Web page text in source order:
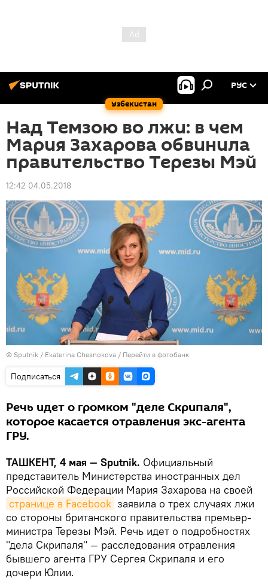
Узбекистан
РУС
Над Темзою во лжи: в чем
Мария Захарова обвинила
правительство Терезы Мэй
12:42 04.05.2018
© Sputnik / Ekaterina Chesnokova / Перейти в фотобанк
Подписаться
Речь идет о громком "деле Скрипаля",
которое касается отравления экс-агента
ГРУ.
ТАШКЕНТ, 4 мая — Sputnik. Официальный
представитель Министерства иностранных дел
Российской Федерации Мария Захарова на своей
странице в Facebook заявила о трех случаях лжи
со стороны британского правительства премьер-
министра Терезы Мэй. Речь идет о подробностях
"дела Скрипаля" — расследования отравления
бывшего агента ГРУ Сергея Скрипаля и его
дочери Юлии.